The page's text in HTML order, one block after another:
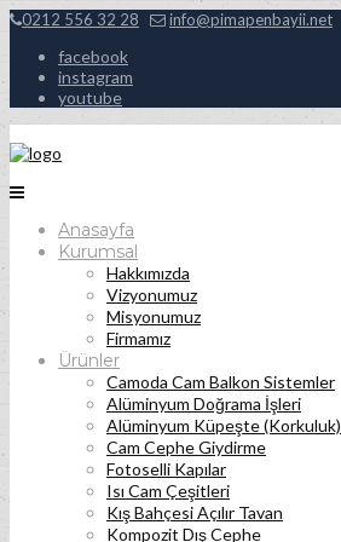
0212 556 32 28 info@pimapenbayii.net
facebook
instagram
youtube
Anasayfa
Kurumsal
Hakkımızda
Vizyonumuz
Misyonumuz
Firmamız
Ürünler
Camoda Cam Balkon Sistemler
Alüminyum Doğrama İşleri
Alüminyum Küpeşte (Korkuluk)
Cam Cephe Giydirme
Fotoselli Kapılar
Isı Cam Çeşitleri
Kış Bahçesi Açılır Tavan
Kompozit Dış Cephe